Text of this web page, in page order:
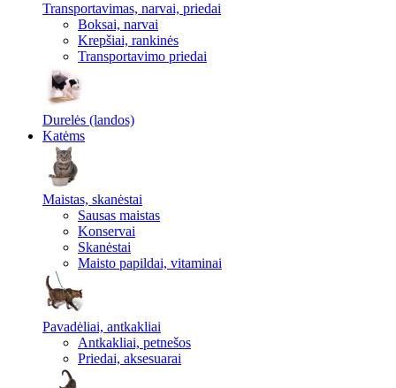
Transportavimas, narvai, priedai
Boksai, narvai
Krepšiai, rankinės
Transportavimo priedai
Durelės (landos)
Katėms
Maistas, skanėstai
Sausas maistas
Konservai
Skanėstai
Maisto papildai, vitaminai
Pavadėliai, antkakliai
Antkakliai, petnešos
Priedai, aksesuarai